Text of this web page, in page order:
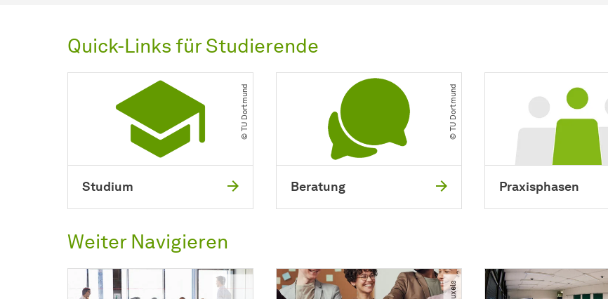
Quick-Links für Studierende
© TU Dortmund
Studium
© TU Dortmund
Beratung Praxisphasen
Weiter Navigieren